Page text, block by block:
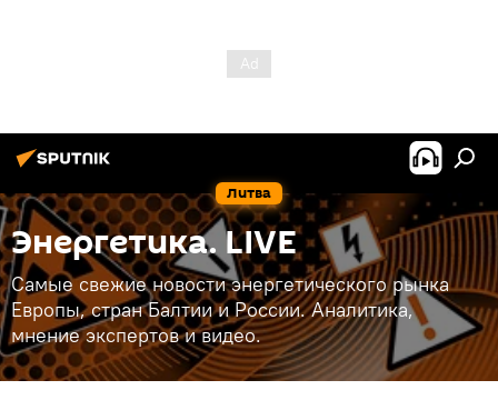
Литва
Энергетика. LIVE
Самые свежие новости энергетического рынка
Европы, стран Балтии и России. Аналитика,
мнение экспертов и видео.